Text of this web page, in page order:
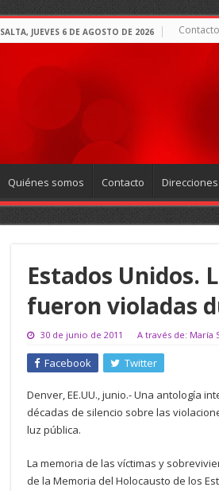
SALTA, JUEVES 6 DE AGOSTO DE 2026 Contacto
Quiénes somos Contacto
Estados Unidos.
fueron violadas
30 de junio de 2011 A través de: María
Facebook Twitter
Denver, EE.UU., junio.- Una antología
décadas de silencio sobre las
luz pública.
La memoria de las víctimas y
de la Memoria del Holocausto de los